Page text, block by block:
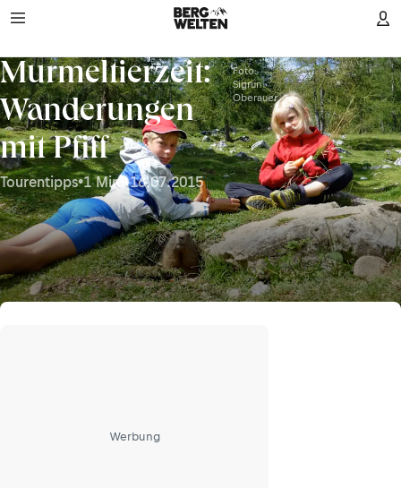
Murmeltierzeit:
Wanderungen
mit Pfiff
Tourentipps•1 Min.•16.07.2015
Foto:
Sigrun
Oberauer
Werbung